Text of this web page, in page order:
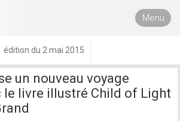
Menu
édition du 2 mai 2015
un nouveau voyage
le livre illustré Child of Light